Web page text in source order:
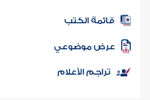
المكتبة
الكتب
موضوعي